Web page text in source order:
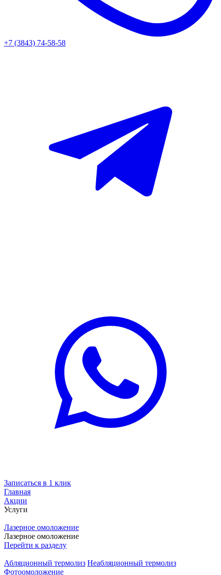
+7 (3843) 74-58-58
Записаться в 1 клик
Главная
Акции
Услуги
Лазерное омоложение
Лазерное омоложение
Перейти к разделу
Абляционный термолиз Неабляционный термолиз
Фотоомоложение